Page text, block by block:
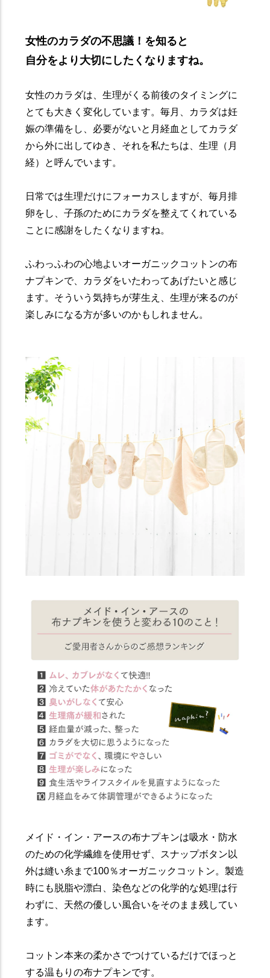
女性のカラダの不思議！を知ると
自分をより大切にしたくなりますね。
女性のカラダは、生理がくる前後のタイミングに
とても大きく変化しています。毎月、カラダは妊
娠の準備をし、必要がないと月経血としてカラダ
から外に出してゆき、それを私たちは、生理（月
経）と呼んでいます。
日常では生理だけにフォーカスしますが、毎月排
卵をし、子孫のためにカラダを整えてくれている
ことに感謝をしたくなりますね。
ふわっふわの心地よいオーガニックコットンの布
ナプキンで、カラダをいたわってあげたいと感じ
ます。そういう気持ちが芽生え、生理が来るのが
楽しみになる方が多いのかもしれません。
メイド・イン・アースの布ナプキンは吸水・防水
のための化学繊維を使用せず、スナップボタン以
外は縫い糸まで100％オーガニックコットン。製造
時にも脱脂や漂白、染色などの化学的な処理は行
わずに、天然の優しい風合いをそのまま残してい
ます。
コットン本来の柔かさでつけているだけでほっと
する温もりの布ナプキンです。